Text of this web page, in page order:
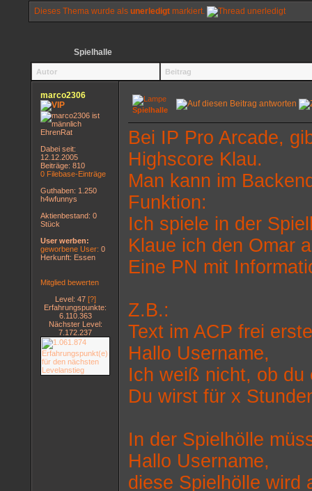
Dieses Thema wurde als unerledigt markiert.
Spielhalle
Autor Beitrag
marco2306
EhrenRat
Dabei seit:
12.12.2005
Beiträge: 810
0 Filebase-Einträge
Guthaben: 1.250
h4wfunnys
Aktienbestand: 0
Stück
User werben:
geworbene User: 0
Herkunft: Essen
Mitglied bewerten
Level: 47 [?]
Erfahrungspunkte:
6.110.363
Nächster Level:
7.172.237
Spielhalle
Bei IP Pro Arcade,
Highscore Klau.
Man kann im
Funktion:
Ich spiele in der
Klaue ich den Omar
Eine PN mit
Z.B.:
Text im ACP frei
Hallo Username,
Ich weiß nicht, ob
Du wirst für x
In der Spielhölle
Hallo Username,
diese Spielhölle wird